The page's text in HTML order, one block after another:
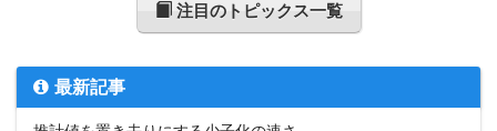
注目のトピックス一覧
最新記事